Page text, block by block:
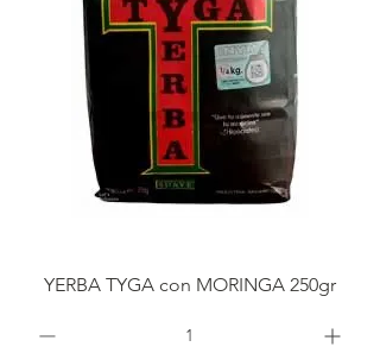
YERBA TYGA con MORINGA 250gr